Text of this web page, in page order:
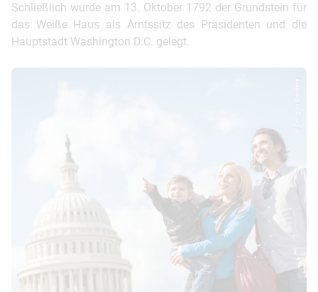
Schließlich wurde am 13. Oktober 1792 der Grundstein für
das Weiße Haus als Amtssitz des Präsidenten und die
Hauptstadt Washington D.C. gelegt.
© Douglas Sonders